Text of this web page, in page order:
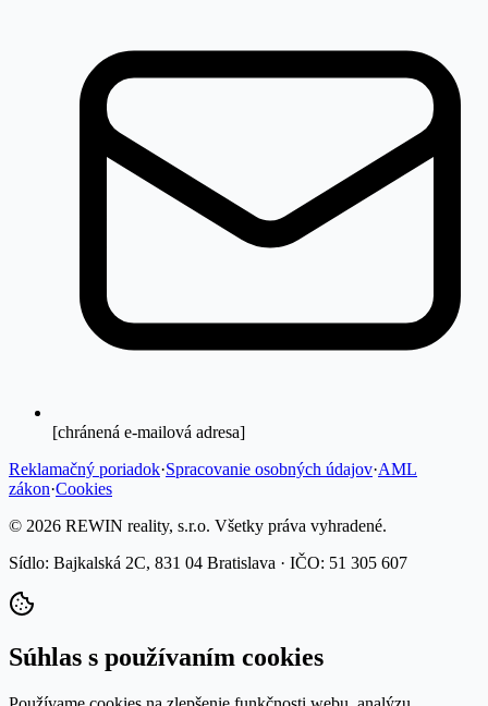
[chránená e-mailová adresa]
Reklamačný poriadok·Spracovanie osobných údajov·AML
zákon·Cookies
© 2026 REWIN reality, s.r.o. Všetky práva vyhradené.
Sídlo: Bajkalská 2C, 831 04 Bratislava · IČO: 51 305 607
Súhlas s používaním cookies